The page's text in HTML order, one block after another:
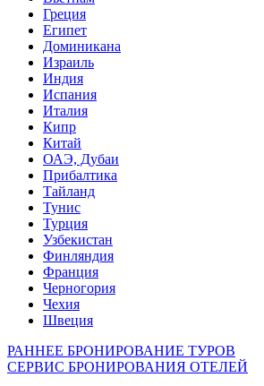
Греция
Египет
Доминикана
Израиль
Индия
Испания
Италия
Кипр
Китай
ОАЭ, Дубаи
Прибалтика
Тайланд
Тунис
Турция
Узбекистан
Финляндия
Франция
Черногория
Чехия
Швеция
РАННЕЕ БРОНИРОВАНИЕ ТУРОВ
СЕРВИС БРОНИРОВАНИЯ ОТЕЛЕЙ